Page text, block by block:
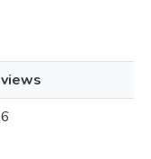
views
6